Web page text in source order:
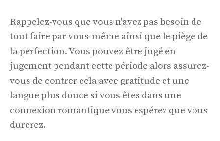
Rappelez-vous que vous n'avez pas besoin de
tout faire par vous-même ainsi que le piège de
la perfection. Vous pouvez être jugé en
jugement pendant cette période alors assurez-
vous de contrer cela avec gratitude et une
langue plus douce si vous êtes dans une
connexion romantique vous espérez que vous
durerez.